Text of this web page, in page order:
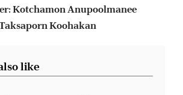
Kotchamon Anupoolmanee
Koohakan
like